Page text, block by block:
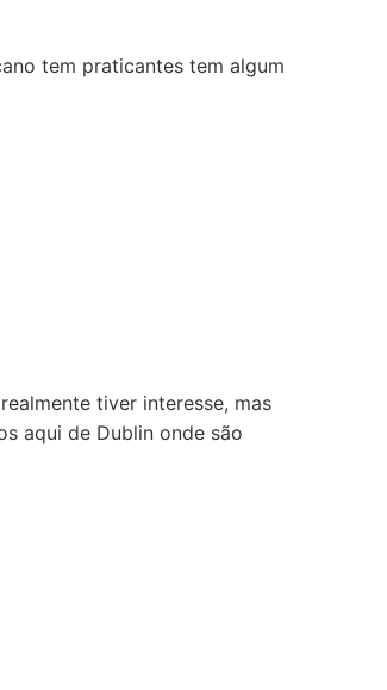
tem praticantes tem algum
tiver interesse, mas
aqui de Dublin onde são